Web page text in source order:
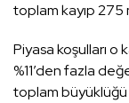
toplam kayıp 275
Piyasa koşulları o
%11’den fazla
toplam büyüklüğü